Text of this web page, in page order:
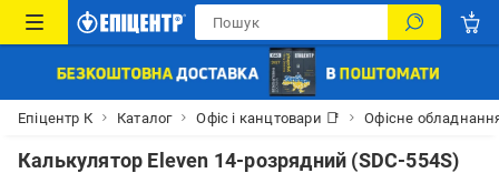
Епіцентр К Каталог Офіс і канцтовари 📑 Офісне
Калькулятор Eleven 14-розрядний (SDC-554S)